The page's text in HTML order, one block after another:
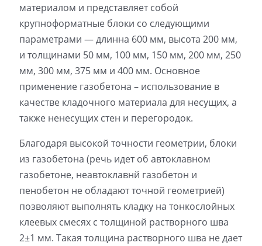
материалом и представляет собой
крупноформатные блоки со следующими
параметрами — длинна 600 мм, высота 200 мм,
и толщинами 50 мм, 100 мм, 150 мм, 200 мм, 250
мм, 300 мм, 375 мм и 400 мм. Основное
применение газобетона – использование в
качестве кладочного материала для несущих, а
также ненесущих стен и перегородок.
Благодаря высокой точности геометрии, блоки
из газобетона (речь идет об автоклавном
газобетоне, неавтоклавнй газобетон и
пенобетон не обладают точной геометрией)
позволяют выполнять кладку на тонкослойных
клеевых смесях с толщиной растворного шва
2±1 мм. Такая толщина растворного шва не дает